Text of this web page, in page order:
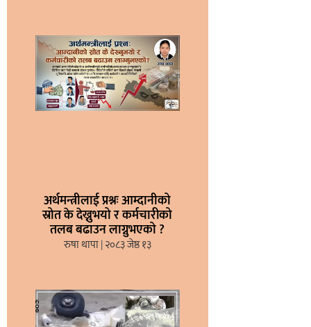
अर्थमन्त्रीलाई प्रश्नः आम्दानीको
स्रोत के देख्नुभयो र कर्मचारीको
तलब बढाउन लाग्नुभएको ?
रुषा थापा २०८३ जेष्ठ १३